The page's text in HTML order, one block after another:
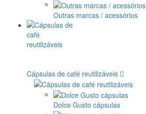
Outras marcas / acessórios
Cápsulas de café reutilizáveis
Dolce Gusto cápsulas